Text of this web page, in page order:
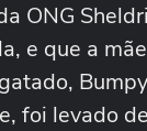
ONG
e que a
foi levado de